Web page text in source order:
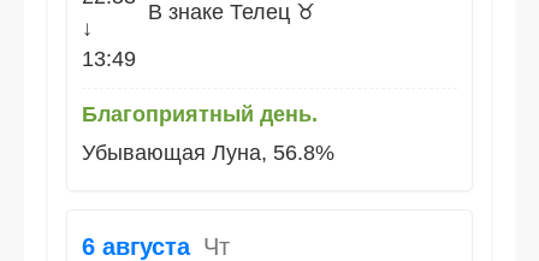
↓
13:49
В знаке Телец ♉
Благоприятный день.
Убывающая Луна, 56.8%
6 августа Чт